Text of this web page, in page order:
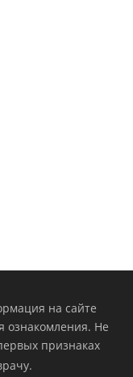
на сайте
ознакомления. Не
признаках